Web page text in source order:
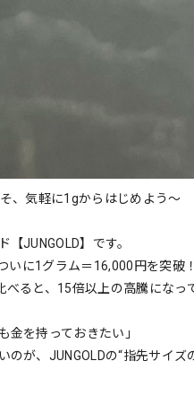
、気軽に1gからはじめよう～
JUNGOLD】です。
いに1グラム＝16,000円を突破！
ると、15倍以上の高騰になっ
金を持っておきたい」
が、JUNGOLDの“指先サイズ